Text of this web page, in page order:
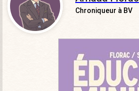
Chroniqueur à BV